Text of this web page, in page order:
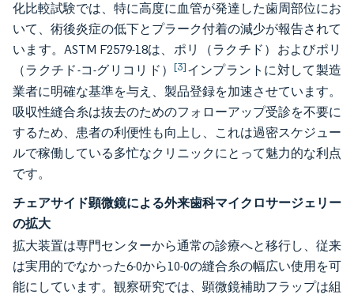
化比較試験では、特に高度に血管が発達した歯周部位にお
いて、術後炎症の低下とプラーク付着の減少が報告されて
います。ASTM F2579-18は、ポリ（ラクチド）およびポリ
（ラクチド-コ-グリコリド）[3]インプラントに対して製造
業者に明確な基準を与え、製品登録を加速させています。
吸収性縫合糸は抜去のためのフォローアップ受診を不要に
するため、患者の利便性も向上し、これは過密スケジュー
ルで稼働している多忙なクリニックにとって魅力的な利点
です。
チェアサイド顕微鏡による外来歯科マイクロサージェリー
の拡大
拡大装置は専門センターから通常の診療へと移行し、従来
は実用的でなかった6-0から10-0の縫合糸の幅広い使用を可
能にしています。観察研究では、顕微鏡補助フラップは組